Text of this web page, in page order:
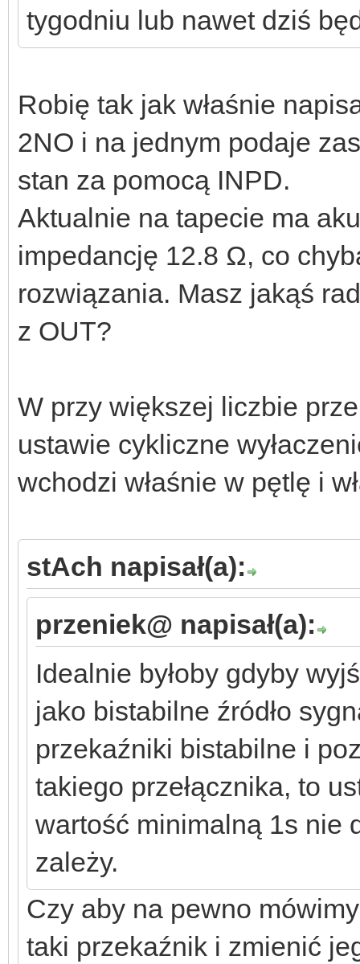
tygodniu lub nawet dziś
Robię tak jak właśnie
2NO i na jednym podaje
stan za pomocą INPD.
Aktualnie na tapecie ma
impedancję 12.8 Ω, co
rozwiązania. Masz jakąś
z OUT?
W przy większej liczbie
ustawie cykliczne
wchodzi właśnie w pętlę i
stAch napisał(a):
przeniek@ napisał(a):
Idealnie byłoby gdyby
jako bistabilne źródło
przekaźniki bistabilne i
takiego przełącznika, to
wartość minimalną 1s nie
zależy.
Czy aby na pewno
taki przekaźnik i zmienić